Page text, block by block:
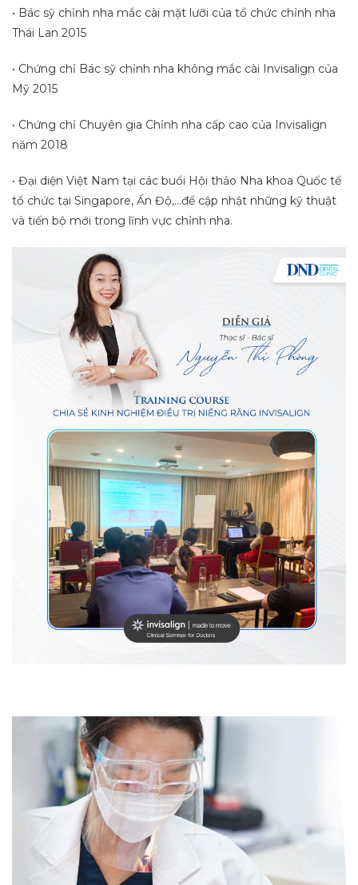
• Bác sỹ chỉnh nha mắc cài mặt lưỡi của tổ chức chỉnh nha
Thái Lan 2015
• Chứng chỉ Bác sỹ chỉnh nha không mắc cài Invisalign của
Mỹ 2015
• Chứng chỉ Chuyên gia Chỉnh nha cấp cao của Invisalign
năm 2018
• Đại diện Việt Nam tại các buổi Hội thảo Nha khoa Quốc tế
tổ chức tại Singapore, Ấn Độ,…để cập nhật những kỹ thuật
và tiến bộ mới trong lĩnh vực chỉnh nha.